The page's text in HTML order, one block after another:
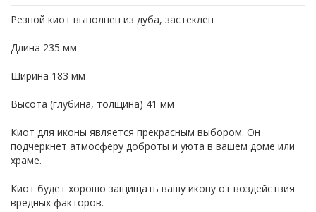
Резной киот выполнен из дуба, застеклен
Длина 235 мм
Ширина 183 мм
Высота (глубина, толщина) 41 мм
Киот для иконы является прекрасным выбором. Он
подчеркнет атмосферу доброты и уюта в вашем доме или
храме.
Киот будет хорошо защищать вашу икону от воздействия
вредных факторов.